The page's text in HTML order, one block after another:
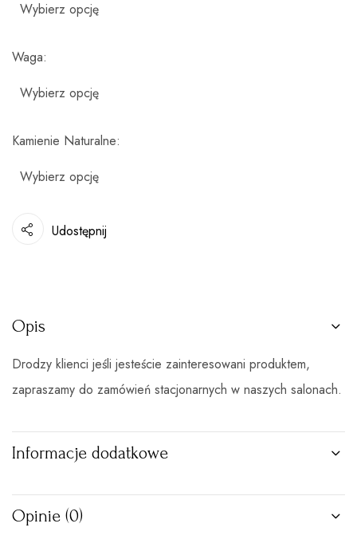
Waga
Kamienie Naturalne
Udostępnij
Opis
Drodzy klienci jeśli jesteście zainteresowani produktem,
zapraszamy do zamówień stacjonarnych w naszych salonach.
Informacje dodatkowe
Opinie (0)